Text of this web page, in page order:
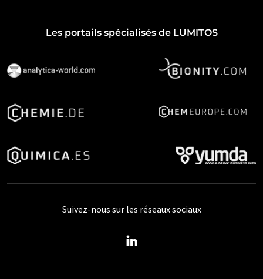
Les portails spécialisés de LUMITOS
Suivez-nous sur les réseaux sociaux